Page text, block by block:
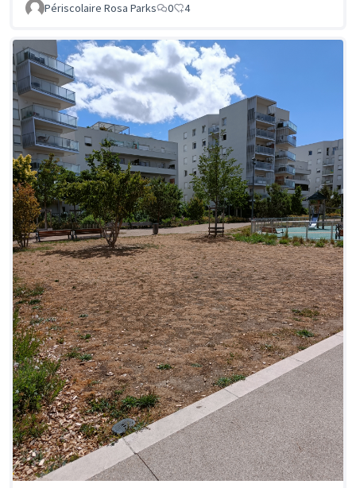
Périscolaire Rosa Parks
0 4